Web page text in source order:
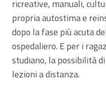
ricreative, manuali,
propria autostima e
dopo la fase più acuta
ospedaliero. E per i
studiano, la possibilità
lezioni a distanza.